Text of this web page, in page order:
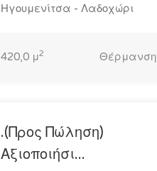
Ηγουμενίτσα - Λαδοχώρι
420,0 μ2 Θέρμανση
.(Προς Πώληση)
Αξιοποιήσι...